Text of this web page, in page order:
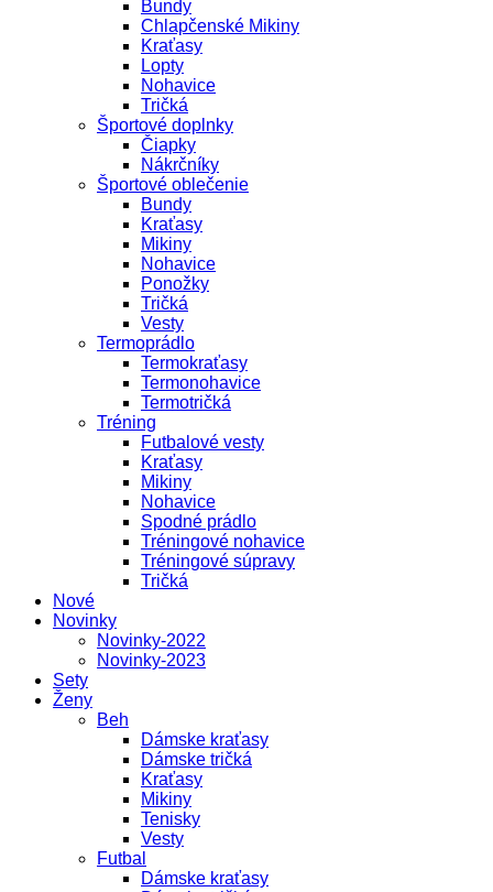
Bundy
Chlapčenské Mikiny
Kraťasy
Lopty
Nohavice
Tričká
Športové doplnky
Čiapky
Nákrčníky
Športové oblečenie
Bundy
Kraťasy
Mikiny
Nohavice
Ponožky
Tričká
Vesty
Termoprádlo
Termokraťasy
Termonohavice
Termotričká
Tréning
Futbalové vesty
Kraťasy
Mikiny
Nohavice
Spodné prádlo
Tréningové nohavice
Tréningové súpravy
Tričká
Nové
Novinky
Novinky-2022
Novinky-2023
Sety
Ženy
Beh
Dámske kraťasy
Dámske tričká
Kraťasy
Mikiny
Tenisky
Vesty
Futbal
Dámske kraťasy